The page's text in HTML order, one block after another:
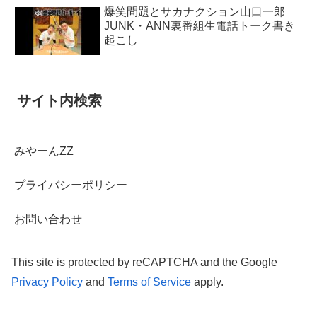
爆笑問題とサカナクション山口一郎
JUNK・ANN裏番組生電話トーク書き
起こし
サイト内検索
みやーんZZ
プライバシーポリシー
お問い合わせ
This site is protected by reCAPTCHA and the Google
Privacy Policy and Terms of Service apply.